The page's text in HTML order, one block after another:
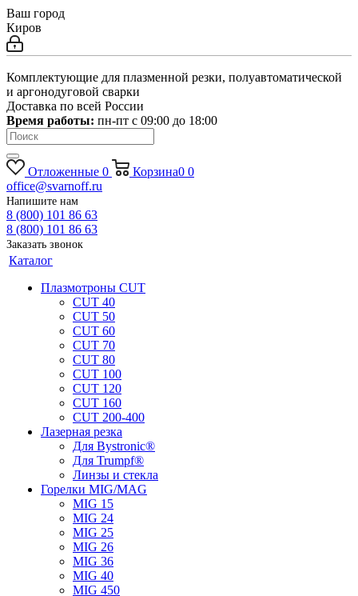
Ваш город
Киров
Комплектующие для плазменной резки, полуавтоматической
и аргонодуговой сварки
Доставка по всей России
Время работы: пн-пт c 09:00 до 18:00
Отложенные 0 Корзина0 0
office@svarnoff.ru
Напишите нам
8 (800) 101 86 63
8 (800) 101 86 63
Заказать звонок
Каталог
Плазмотроны CUT
CUT 40
CUT 50
CUT 60
CUT 70
CUT 80
CUT 100
CUT 120
CUT 160
CUT 200-400
Лазерная резка
Для Bystronic®
Для Trumpf®
Линзы и стекла
Горелки MIG/MAG
MIG 15
MIG 24
MIG 25
MIG 26
MIG 36
MIG 40
MIG 450